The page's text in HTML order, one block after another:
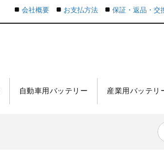
自動車用バッテリー 産業用バッテリ
会社概要 お支払方法 保証・返品・交